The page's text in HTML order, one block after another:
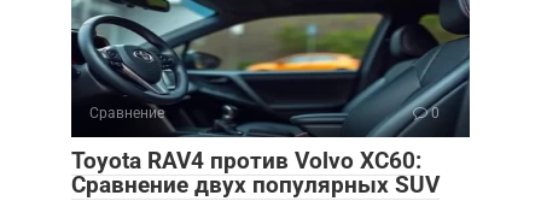
Сравнение 0
Toyota RAV4 против Volvo XC60:
Сравнение двух популярных SUV